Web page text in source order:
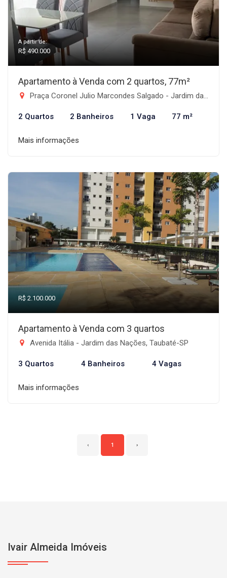
A partir de:
R$ 490.000
Apartamento à Venda com 2 quartos, 77m²
Praça Coronel Julio Marcondes Salgado - Jardim das Nações, Taubaté-SP
2 Quartos 2 Banheiros 1 Vaga 77 m²
Mais informações
R$ 2.100.000
Apartamento à Venda com 3 quartos
Avenida Itália - Jardim das Nações, Taubaté-SP
3 Quartos 4 Banheiros 4 Vagas
Mais informações
‹ 1 ›
Ivair Almeida Imóveis